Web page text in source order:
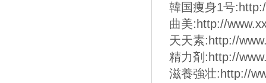
韓国痩身1号
曲美:http://
天天素:http://
精力剤:http://
滋養強壮:http://